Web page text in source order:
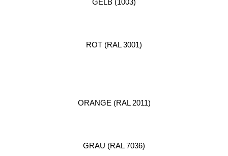
ROT (RAL 3001)
ORANGE (RAL 2011)
GRAU (RAL 7036)